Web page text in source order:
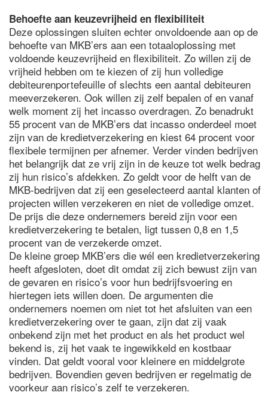
Behoefte aan keuzevrijheid en flexibiliteit
Deze oplossingen sluiten echter onvoldoende aan op de
behoefte van MKB’ers aan een totaaloplossing met
voldoende keuzevrijheid en flexibiliteit. Zo willen zij de
vrijheid hebben om te kiezen of zij hun volledige
debiteurenportefeuille of slechts een aantal debiteuren
meeverzekeren. Ook willen zij zelf bepalen of en vanaf
welk moment zij het incasso overdragen. Zo benadrukt
55 procent van de MKB’ers dat incasso onderdeel moet
zijn van de kredietverzekering en kiest 64 procent voor
flexibele termijnen per afnemer. Verder vinden bedrijven
het belangrijk dat ze vrij zijn in de keuze tot welk bedrag
zij hun risico’s afdekken. Zo geldt voor de helft van de
MKB-bedrijven dat zij een geselecteerd aantal klanten of
projecten willen verzekeren en niet de volledige omzet.
De prijs die deze ondernemers bereid zijn voor een
kredietverzekering te betalen, ligt tussen 0,8 en 1,5
procent van de verzekerde omzet.
De kleine groep MKB’ers die wél een kredietverzekering
heeft afgesloten, doet dit omdat zij zich bewust zijn van
de gevaren en risico’s voor hun bedrijfsvoering en
hiertegen iets willen doen. De argumenten die
ondernemers noemen om niet tot het afsluiten van een
kredietverzekering over te gaan, zijn dat zij vaak
onbekend zijn met het product en als het product wel
bekend is, zij het vaak te ingewikkeld en kostbaar
vinden. Dat geldt vooral voor kleinere en middelgrote
bedrijven. Bovendien geven bedrijven er regelmatig de
voorkeur aan risico’s zelf te verzekeren.